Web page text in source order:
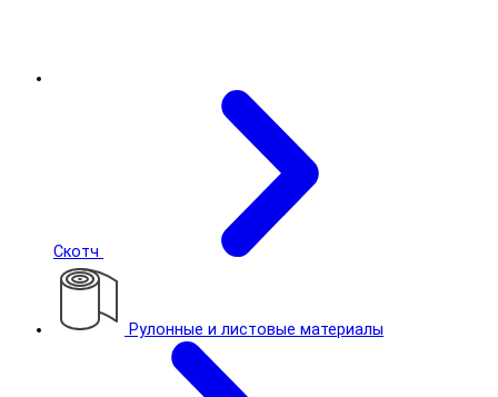
Скотч
Рулонные и листовые материалы